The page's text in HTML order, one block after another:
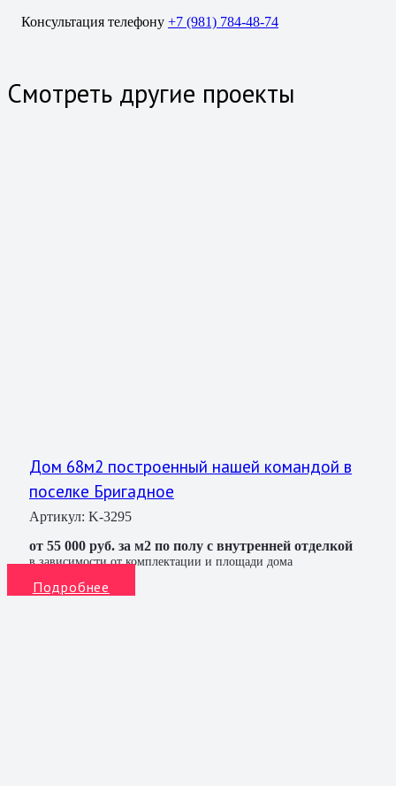
Консультация телефону +7 (981) 784-48-74
Смотреть другие проекты
Дом 68м2 построенный нашей командой в
поселке Бригадное
Артикул: K-3295
от 55 000 руб. за м2 по полу с внутренней отделкой
в зависимости от комплектации и площади дома
Подробнее